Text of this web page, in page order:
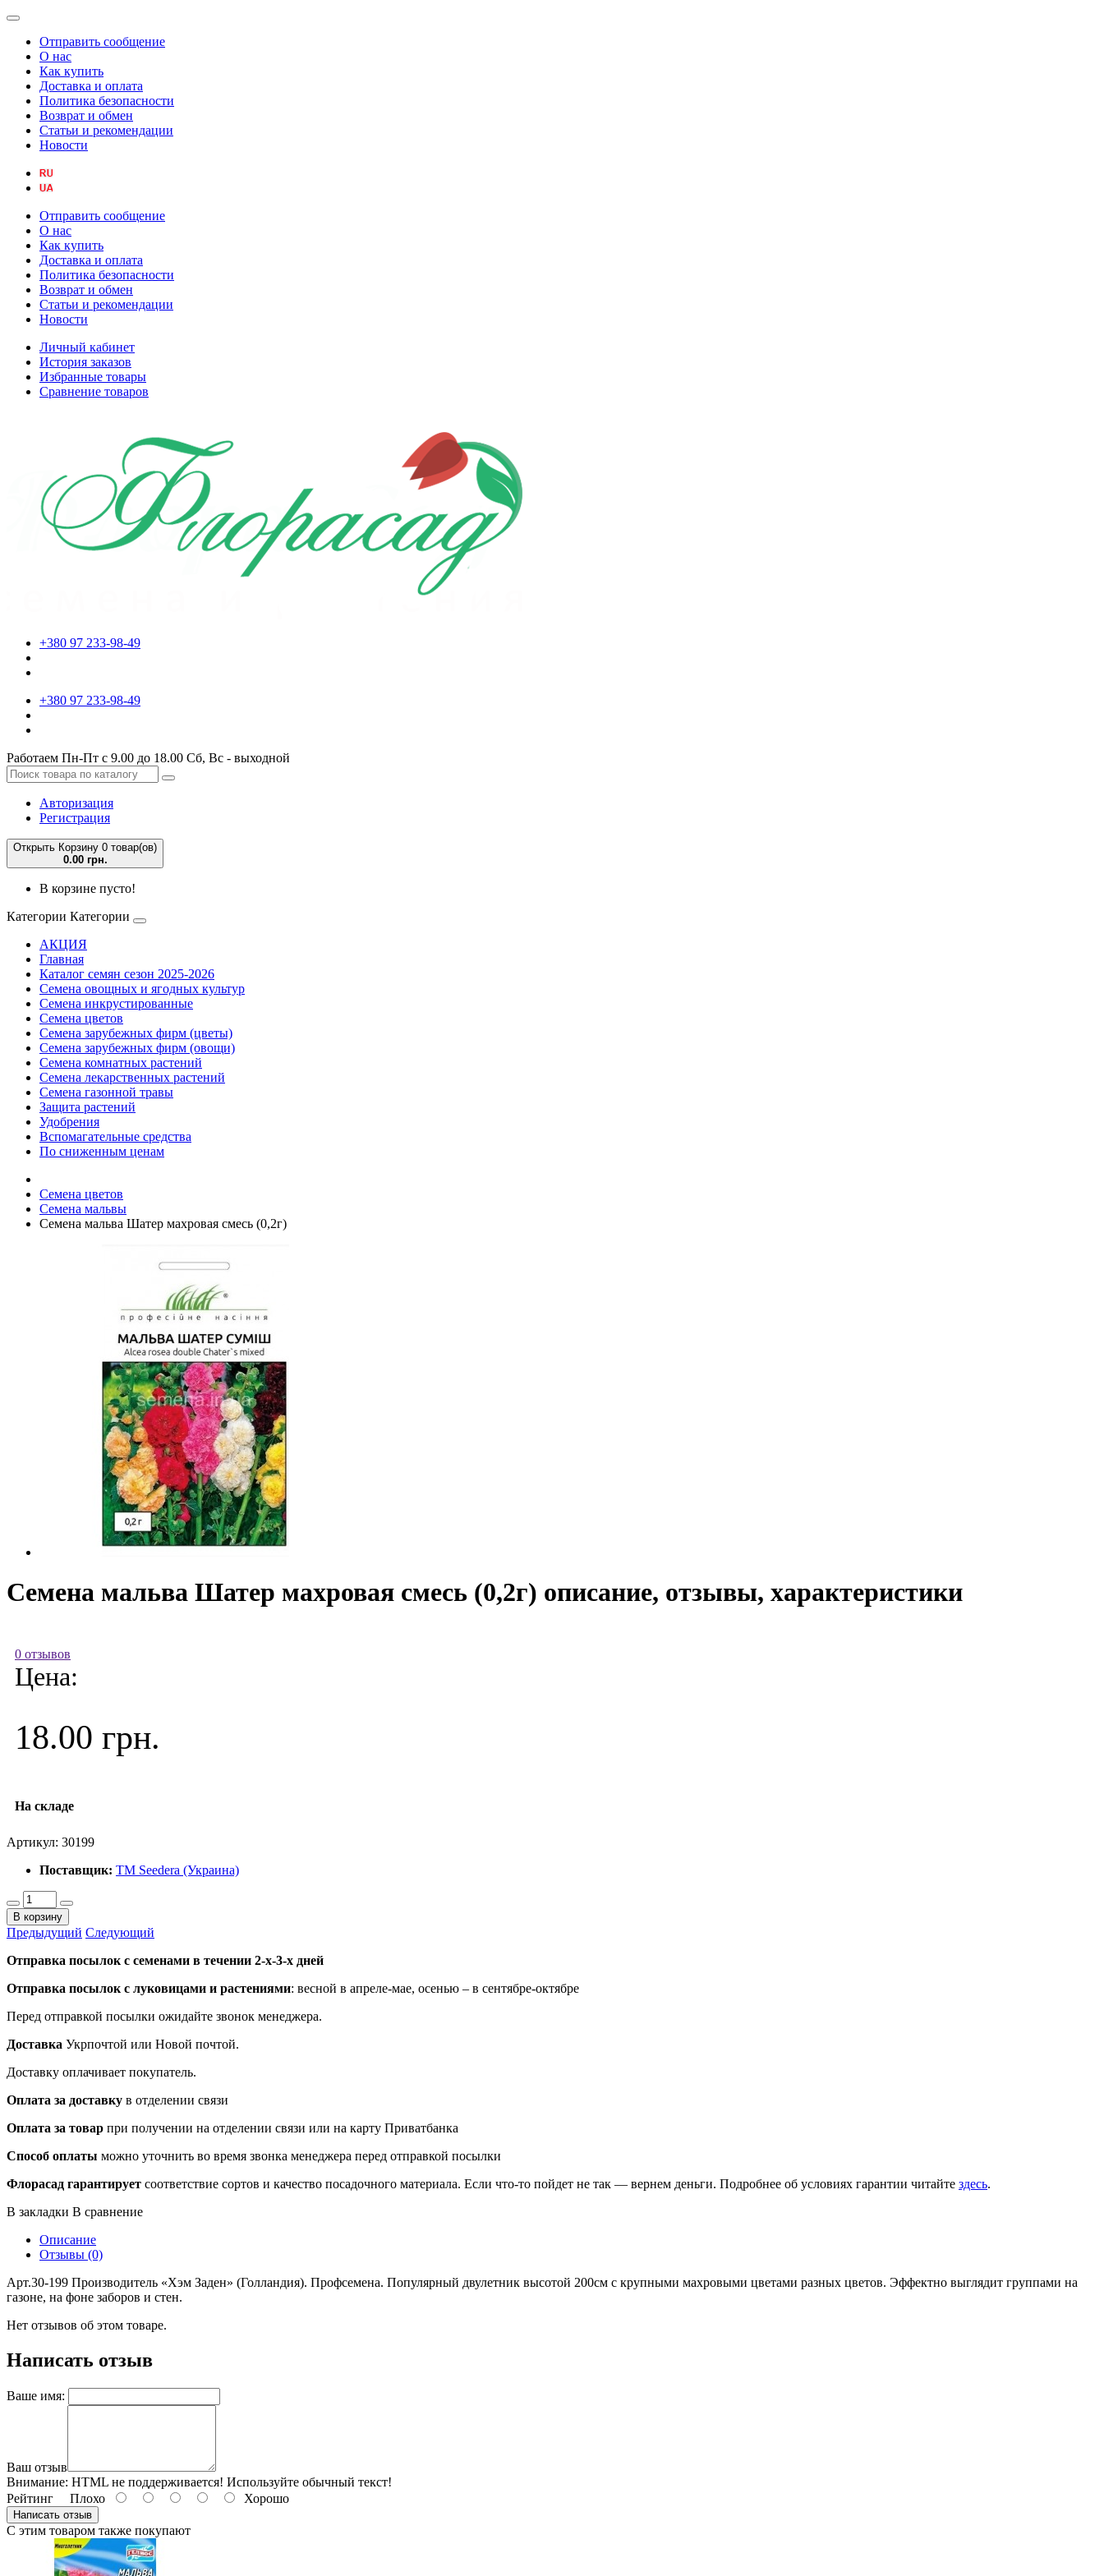
Отправить сообщение
О нас
Как купить
Доставка и оплата
Политика безопасности
Возврат и обмен
Статьи и рекомендации
Новости
Отправить сообщение
О нас
Как купить
Доставка и оплата
Политика безопасности
Возврат и обмен
Статьи и рекомендации
Новости
Личный кабинет
История заказов
Избранные товары
Сравнение товаров
+380 97 233-98-49
+380 97 233-98-49
Работаем Пн-Пт с 9.00 до 18.00 Сб, Вс - выходной
Авторизация
Регистрация
Открыть Корзину 0 товар(ов)
0.00 грн.
В корзине пусто!
Категории Категории
АКЦИЯ
Главная
Каталог семян сезон 2025-2026
Семена овощных и ягодных культур
Семена инкрустированные
Семена цветов
Семена зарубежных фирм (цветы)
Семена зарубежных фирм (овощи)
Семена комнатных растений
Семена лекарственных растений
Семена газонной травы
Защита растений
Удобрения
Вспомагательные средства
По сниженным ценам
Семена цветов
Семена мальвы
Семена мальва Шатер махровая смесь (0,2г)
Семена мальва Шатер махровая смесь (0,2г) описание, отзывы, характеристики
0 отзывов
Цена:
18.00 грн.
На складе
Артикул: 30199
Поставщик: ТМ Seedera (Украина)
В корзину
Предыдущий Следующий
Отправка посылок с семенами в течении 2-х-3-х дней
Отправка посылок с луковицами и растениями: весной в апреле-мае, осенью – в сентябре-октябре
Перед отправкой посылки ожидайте звонок менеджера.
Доставка Укрпочтой или Новой почтой.
Доставку оплачивает покупатель.
Оплата за доставку в отделении связи
Оплата за товар при получении на отделении связи или на карту Приватбанка
Способ оплаты можно уточнить во время звонка менеджера перед отправкой посылки
Флорасад гарантирует соответствие сортов и качество посадочного материала. Если что-то пойдет не так — вернем деньги. Подробнее об условиях гарантии читайте здесь.
В закладки В сравнение
Описание
Отзывы (0)
Арт.30-199 Производитель «Хэм Заден» (Голландия). Профсемена. Популярный двулетник высотой 200см с крупными махровыми цветами разных цветов. Эффектно выглядит группами на
газоне, на фоне заборов и стен.
Нет отзывов об этом товаре.
Написать отзыв
Ваше имя:
Ваш отзыв
Внимание: HTML не поддерживается! Используйте обычный текст!
Рейтинг Плохо Хорошо
Написать отзыв
С этим товаром также покупают